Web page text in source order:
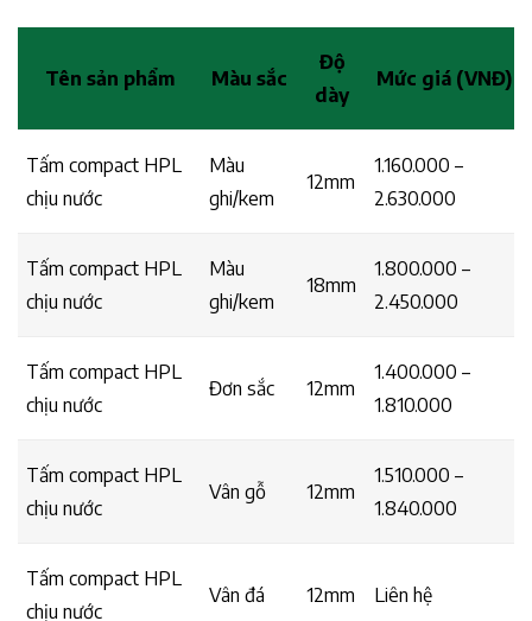
Tên sản phẩm Màu sắc
Độ
dày
Mức giá (VNĐ)
Tấm compact HPL
chịu nước
Màu
ghi/kem
12mm
1.160.000 –
2.630.000
Tấm compact HPL
chịu nước
Màu
ghi/kem
18mm
1.800.000 –
2.450.000
Tấm compact HPL
chịu nước
Đơn sắc 12mm
1.400.000 –
1.810.000
Tấm compact HPL
chịu nước
Vân gỗ 12mm
1.510.000 –
1.840.000
Tấm compact HPL
chịu nước
Vân đá 12mm Liên hệ